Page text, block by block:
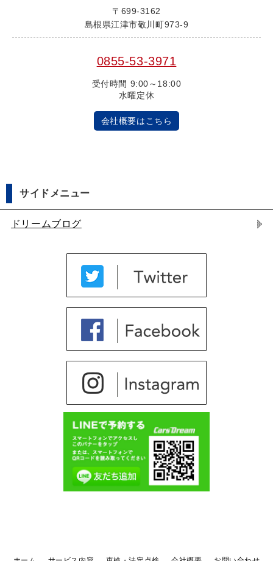
〒699-3162
島根県江津市敬川町973-9
0855-53-3971
受付時間 9:00～18:00
水曜定休
会社概要はこちら
サイドメニュー
ドリームブログ